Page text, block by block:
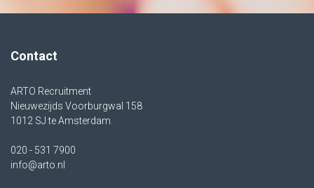
Contact
ARTO Recruitment
Nieuwezijds Voorburgwal 158
1012 SJ te Amsterdam.
020 - 531 7900
info@arto.nl